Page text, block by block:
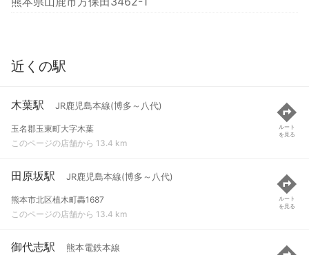
近くの駅
木葉駅 JR鹿児島本線(博多～八代)
玉名郡玉東町大字木葉
このページの店舗から 13.4 km
ルート
を見る
田原坂駅 JR鹿児島本線(博多～八代)
熊本市北区植木町轟1687
このページの店舗から 13.4 km
ルート
を見る
御代志駅 熊本電鉄本線